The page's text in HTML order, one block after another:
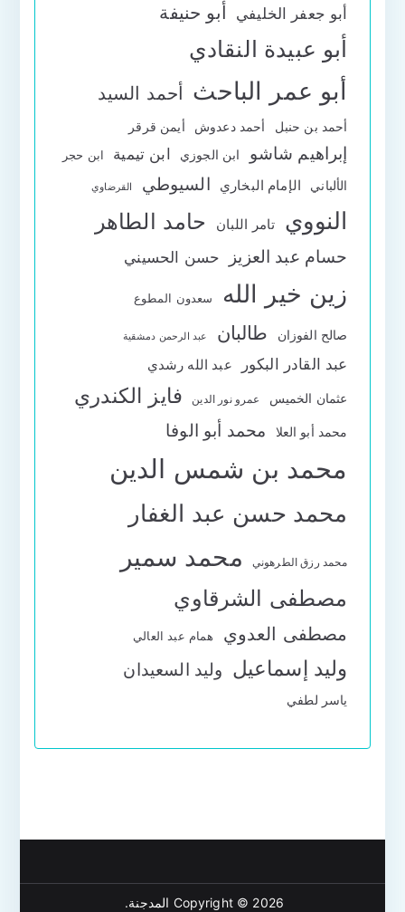
أبو جعفر الخليفي أبو حنيفة
أبو عبيدة النقادي
أبو عمر الباحث أحمد السيد
أحمد بن حنبل أحمد دعدوش أيمن قرقر
إبراهيم شاشو ابن الجوزي ابن تيمية ابن حجر
الألباني الإمام البخاري السيوطي القرضاوي
النووي تامر اللبان حامد الطاهر
حسام عبد العزيز حسن الحسيني
زين خير الله سعدون المطوع
صالح الفوزان طالبان عبد الرحمن دمشقية
عبد القادر البكور عبد الله رشدي
عثمان الخميس عمرو نور الدين فايز الكندري
محمد أبو العلا محمد أبو الوفا
محمد بن شمس الدين
محمد حسن عبد الغفار
محمد رزق الطرهوني محمد سمير
مصطفى الشرقاوي
مصطفى العدوي همام عبد العالي
وليد إسماعيل وليد السعيدان
ياسر لطفي
Copyright © 2026 المدجنة.